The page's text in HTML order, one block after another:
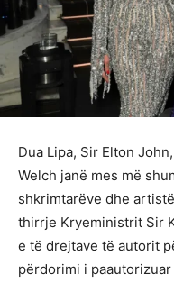
Dua Lipa, Sir Elton
Welch janë mes më
shkrimtarëve dhe
thirrje Kryeministrit Sir
e të drejtave të autorit
përdorimi i